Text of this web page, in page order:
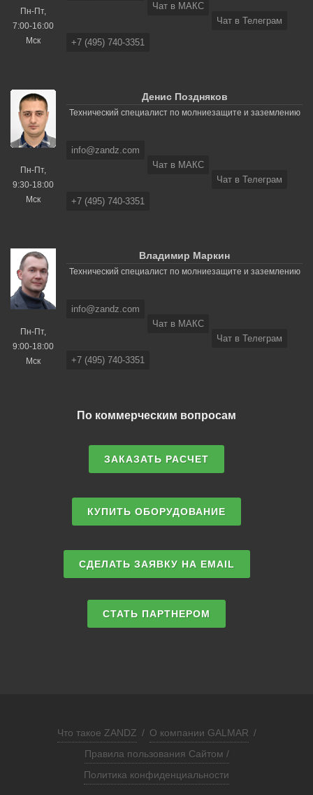
Пн-Пт,
7:00-16:00
Мск
Чат в МАКС
Чат в Телеграм
+7 (495) 740-3351
Пн-Пт,
9:30-18:00
Мск
Денис Поздняков
Технический специалист по молниезащите и заземлению
info@zandz.com
Чат в МАКС
Чат в Телеграм
+7 (495) 740-3351
Пн-Пт,
9:00-18:00
Мск
Владимир Маркин
Технический специалист по молниезащите и заземлению
info@zandz.com
Чат в МАКС
Чат в Телеграм
+7 (495) 740-3351
По коммерческим вопросам
ЗАКАЗАТЬ РАСЧЕТ
КУПИТЬ ОБОРУДОВАНИЕ
СДЕЛАТЬ ЗАЯВКУ НА EMAIL
СТАТЬ ПАРТНЕРОМ
Что такое ZANDZ / О компании GALMAR /
Правила пользования Сайтом /
Политика конфиденциальности